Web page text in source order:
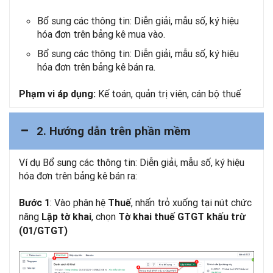
Bổ sung các thông tin: Diễn giải, mẫu số, ký hiệu
hóa đơn trên bảng kê mua vào.
Bổ sung các thông tin: Diễn giải, mẫu số, ký hiệu
hóa đơn trên bảng kê bán ra.
Phạm vi áp dụng: Kế toán, quản trị viên, cán bộ thuế
2. Hướng dẫn trên phần mềm
Ví dụ Bổ sung các thông tin: Diễn giải, mẫu số, ký hiệu
hóa đơn trên bảng kê bán ra:
Bước 1: Vào phân hệ Thuế, nhấn trỏ xuống tại nút chức
năng Lập tờ khai, chọn Tờ khai thuế GTGT khấu trừ
(01/GTGT)